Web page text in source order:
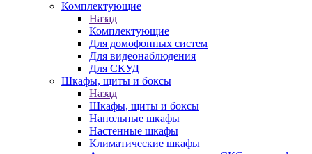
Комплектующие
Назад
Комплектующие
Для домофонных систем
Для видеонаблюдения
Для СКУД
Шкафы, щиты и боксы
Назад
Шкафы, щиты и боксы
Напольные шкафы
Настенные шкафы
Климатические шкафы